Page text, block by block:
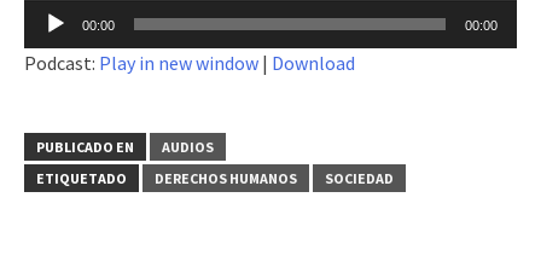
Reproductor
de
audio
00:00 00:00
Podcast: Play in new window | Download
PUBLICADO EN
AUDIOS
ETIQUETADO
DERECHOS HUMANOS SOCIEDAD